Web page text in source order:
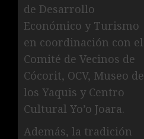
de Desarrollo
Económico y Turismo
en coordinación con el
Comité de Vecinos de
Cócorit, OCV, Museo de
los Yaquis y Centro
Cultural Yo’o Joara.
Además, la tradición